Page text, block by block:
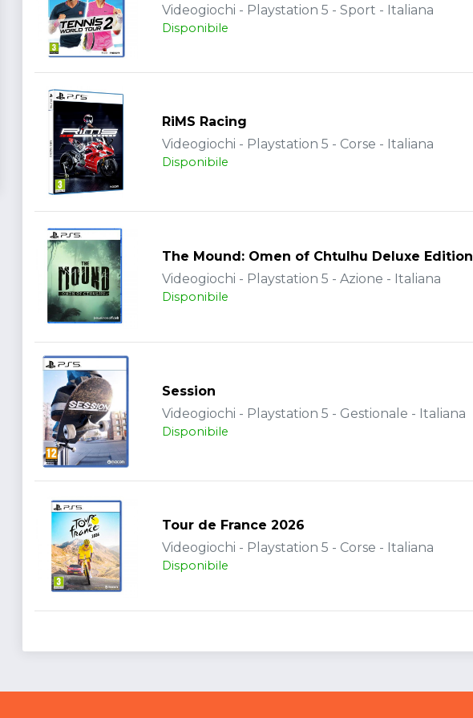
Videogiochi - Playstation 5 - Sport - Italiana
Disponibile
RiMS Racing
Videogiochi - Playstation 5 - Corse - Italiana
Disponibile
The Mound: Omen of Chtulhu Deluxe Edition
Videogiochi - Playstation 5 - Azione - Italiana
Disponibile
Session
Videogiochi - Playstation 5 - Gestionale - Italiana
Disponibile
Tour de France 2026
Videogiochi - Playstation 5 - Corse - Italiana
Disponibile